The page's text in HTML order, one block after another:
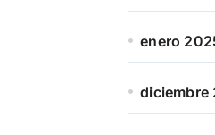
enero
diciembre